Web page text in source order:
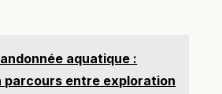
aquatique :
parcours entre exploration